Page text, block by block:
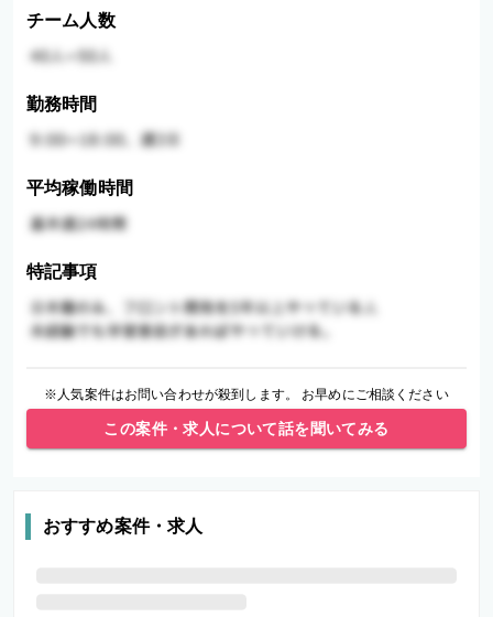
チーム人数
勤務時間
平均稼働時間
特記事項
※人気案件はお問い合わせが殺到します。 お早めにご相談ください
この案件・求人について話を聞いてみる
おすすめ案件・求人